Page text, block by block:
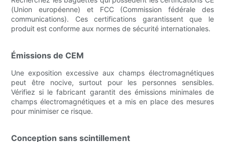
(Union européenne) et FCC (Commission fédérale des
communications). Ces certifications garantissent que le
produit est conforme aux normes de sécurité internationales.
Émissions de CEM
Une exposition excessive aux champs électromagnétiques
peut être nocive, surtout pour les personnes sensibles.
Vérifiez si le fabricant garantit des émissions minimales de
champs électromagnétiques et a mis en place des mesures
pour minimiser ce risque.
Conception sans scintillement